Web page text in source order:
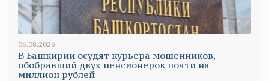
06.08.2026
В Башкирии осудят курьера мошенников,
обобравший двух пенсионерок почти на
миллион рублей